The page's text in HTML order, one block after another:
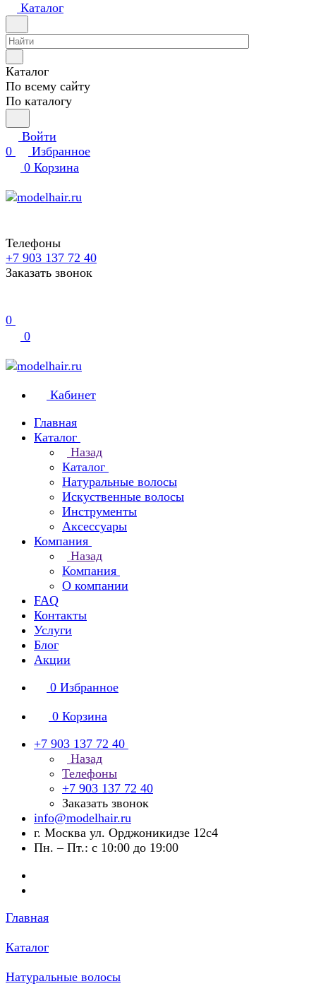
Каталог
Каталог
По всему сайту
По каталогу
Войти
0
Избранное
0 Корзина
Телефоны
+7 903 137 72 40
Заказать звонок
0
0
Кабинет
Главная
Каталог
Назад
Каталог
Натуральные волосы
Искуственные волосы
Инструменты
Аксессуары
Компания
Назад
Компания
О компании
FAQ
Контакты
Услуги
Блог
Акции
0 Избранное
0 Корзина
+7 903 137 72 40
Назад
Телефоны
+7 903 137 72 40
Заказать звонок
info@modelhair.ru
г. Москва ул. Орджоникидзе 12с4
Пн. – Пт.: с 10:00 до 19:00
Главная
Каталог
Натуральные волосы